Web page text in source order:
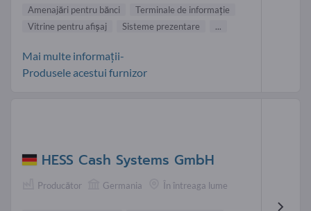
Amenajări pentru bănci
Terminale de informaţie
Vitrine pentru afișaj
Sisteme prezentare ...
Mai multe informații-
Produsele acestui furnizor
HESS Cash Systems GmbH
Producător Germania În întreaga lume